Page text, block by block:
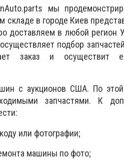
мы
в городе Киев
доставляем в любой регион
подбор
заказ и осуществит
с аукционов США. По
запчастями. К
или фотографии;
машины по фото;